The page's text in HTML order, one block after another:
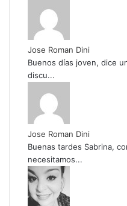
Jose Roman Dini
Buenos días joven, dice
discu...
Jose Roman Dini
Buenas tardes Sabrina,
necesitamos...